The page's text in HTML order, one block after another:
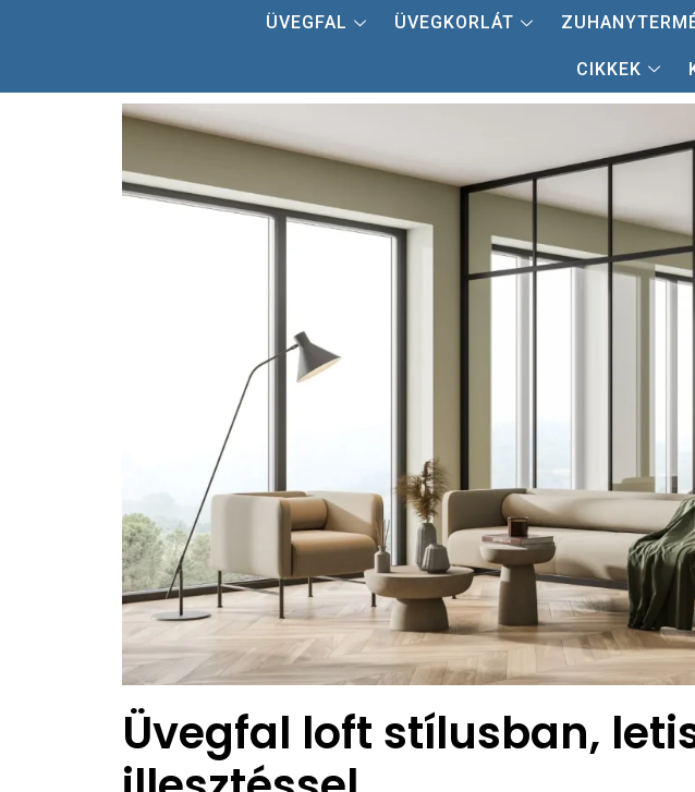
ÜVEGFAL ÜVEGKORLÁT
CIKKEK
Üvegfal loft stílusban,